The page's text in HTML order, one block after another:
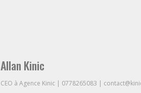
Allan Kinic
CEO à Agence Kinic | 0778265083 |